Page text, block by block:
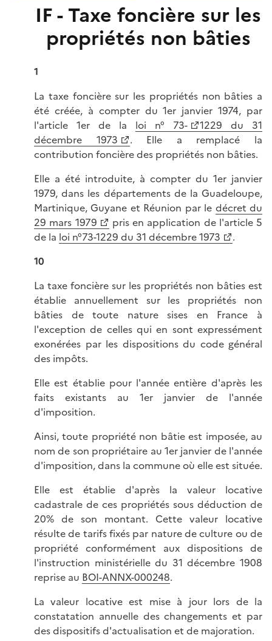
IF - Taxe foncière sur les
propriétés non bâties
1
La taxe foncière sur les propriétés non bâties a
été créée, à compter du 1er janvier 1974, par
l'article 1er de la loi n° 73-
1229 du 31
décembre 1973
. Elle a remplacé la
contribution foncière des propriétés non bâties.
Elle a été introduite, à compter du 1er janvier
1979, dans les départements de la Guadeloupe,
Martinique, Guyane et Réunion par le décret du
29 mars 1979
pris en application de l'article 5
de la loi n°73-1229 du 31 décembre 1973
.
10
La taxe foncière sur les propriétés non bâties est
établie annuellement sur les propriétés non
bâties de toute nature sises en France à
l'exception de celles qui en sont expressément
exonérées par les dispositions du code général
des impôts.
Elle est établie pour l'année entière d'après les
faits existants au 1er janvier de l'année
d'imposition.
Ainsi, toute propriété non bâtie est imposée, au
nom de son propriétaire au 1er janvier de l'année
d'imposition, dans la commune où elle est située.
Elle est établie d'après la valeur locative
cadastrale de ces propriétés sous déduction de
20% de son montant. Cette valeur locative
résulte de tarifs fixés par nature de culture ou de
propriété conformément aux dispositions de
l'instruction ministérielle du 31 décembre 1908
reprise au BOI-ANNX-000248.
La valeur locative est mise à jour lors de la
constatation annuelle des changements et par
des dispositifs d'actualisation et de majoration.